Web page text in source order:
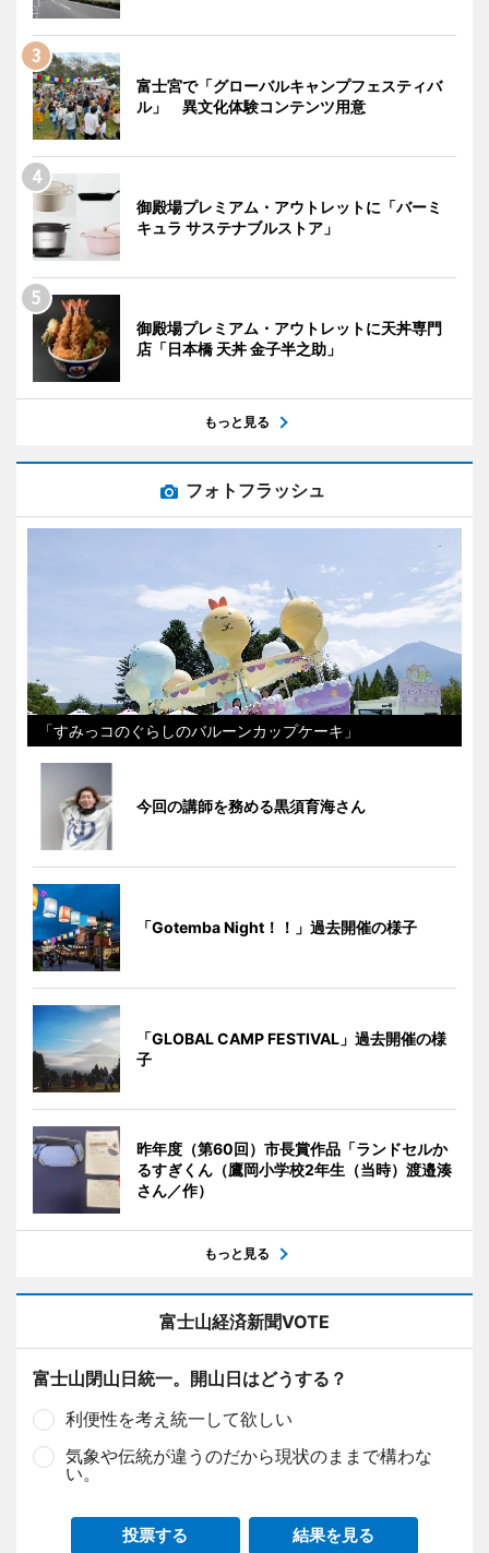
富士宮で「グローバルキャンプフェスティバ
ル」 異文化体験コンテンツ用意
御殿場プレミアム・アウトレットに「バーミ
キュラ サステナブルストア」
御殿場プレミアム・アウトレットに天丼専門
店「日本橋 天丼 金子半之助」
もっと見る
フォトフラッシュ
「すみっコのぐらしのバルーンカップケーキ」
今回の講師を務める黒須育海さん
「Gotemba Night！！」過去開催の様子
「GLOBAL CAMP FESTIVAL」過去開催の様
子
昨年度（第60回）市長賞作品「ランドセルか
るすぎくん（鷹岡小学校2年生（当時）渡邉湊
さん／作）
もっと見る
富士山経済新聞VOTE
富士山閉山日統一。開山日はどうする？
利便性を考え統一して欲しい
気象や伝統が違うのだから現状のままで構わな
い。
投票する 結果を見る